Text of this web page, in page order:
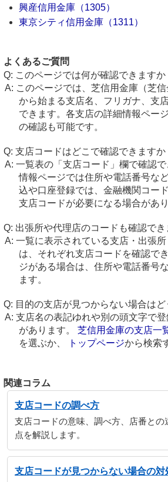
興産信用金庫（1305）
東京シティ信用金庫（1311）
よくあるご質問
このページでは何が確認できますか
このページでは、芝信用金庫（芝信
から始まる支店名、フリガナ、支
できます。各支店の詳細情報ペー
の確認も可能です。
支店コードはどこで確認できますか
一覧表の「支店コード」欄で確認
情報ページでは住所や電話番号な
込や口座登録では、金融機関コー
支店コードが必要になる場合があり
出張所や代理店のコードも確認でき
一覧に表示されている支店・出張
は、それぞれ支店コードを確認で
ジがある場合は、住所や電話番号
ます。
目的の支店が見つからない場合は
支店名の表記ゆれや別の頭文字で
があります。 芝信用金庫の支店一
を選ぶか、
トップページから検索
関連コラム
支店コードの調べ方
支店コードの意味、調べ方、店番との
点を解説します。
支店コードが見つからない場合の対